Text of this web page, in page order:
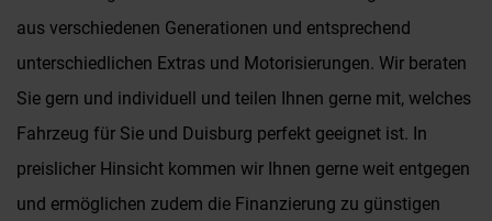
aus verschiedenen Generationen und entsprechend
unterschiedlichen Extras und Motorisierungen. Wir beraten
Sie gern und individuell und teilen Ihnen gerne mit, welches
Fahrzeug für Sie und Duisburg perfekt geeignet ist. In
preislicher Hinsicht kommen wir Ihnen gerne weit entgegen
und ermöglichen zudem die Finanzierung zu günstigen